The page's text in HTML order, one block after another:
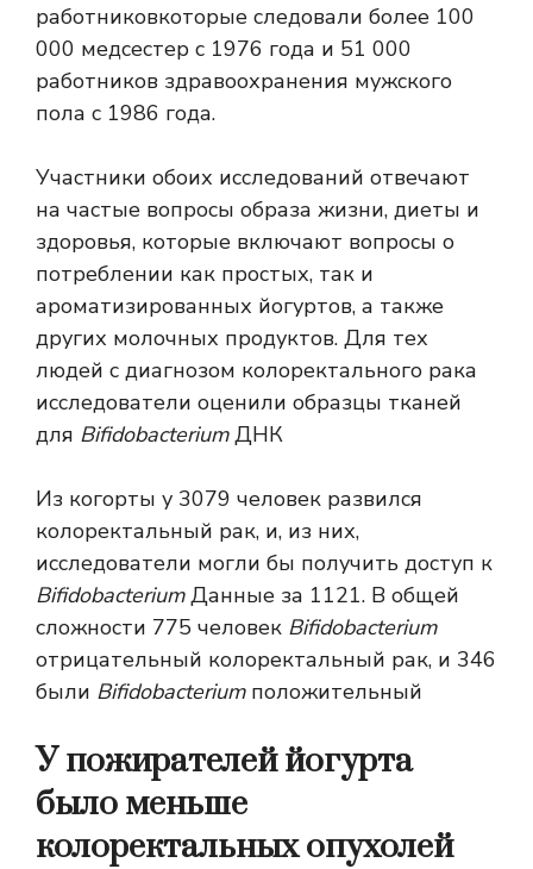
работниковкоторые следовали более 100
000 медсестер с 1976 года и 51 000
работников здравоохранения мужского
пола с 1986 года.
Участники обоих исследований отвечают
на частые вопросы образа жизни, диеты и
здоровья, которые включают вопросы о
потреблении как простых, так и
ароматизированных йогуртов, а также
других молочных продуктов. Для тех
людей с диагнозом колоректального рака
исследователи оценили образцы тканей
для BifidobacteriumДНК
Из когорты у 3079 человек развился
колоректальный рак, и, из них,
исследователи могли бы получить доступ к
BifidobacteriumДанные за 1121. В общей
сложности 775 человек Bifidobacterium
отрицательный колоректальный рак, и 346
были Bifidobacteriumположительный
У пожирателей йогурта
было меньше
колоректальных опухолей